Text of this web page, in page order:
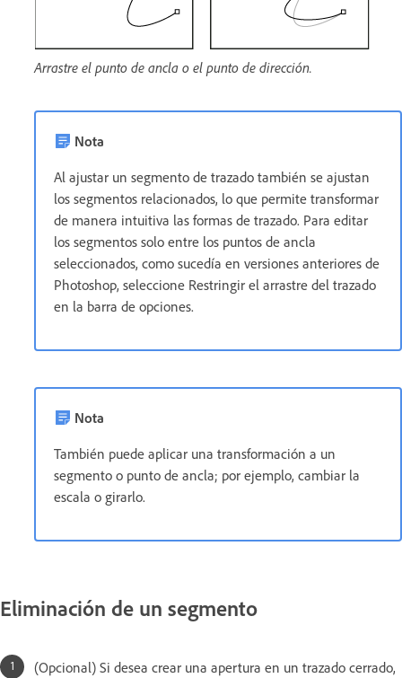
Arrastre el punto de ancla o el punto de dirección.
Nota
Al ajustar un segmento de trazado también se ajustan
los segmentos relacionados, lo que permite transformar
de manera intuitiva las formas de trazado. Para editar
los segmentos solo entre los puntos de ancla
seleccionados, como sucedía en versiones anteriores de
Photoshop, seleccione Restringir el arrastre del trazado
en la barra de opciones.
Nota
También puede aplicar una transformación a un
segmento o punto de ancla; por ejemplo, cambiar la
escala o girarlo.
Eliminación de un segmento
(Opcional) Si desea crear una apertura en un trazado cerrado,